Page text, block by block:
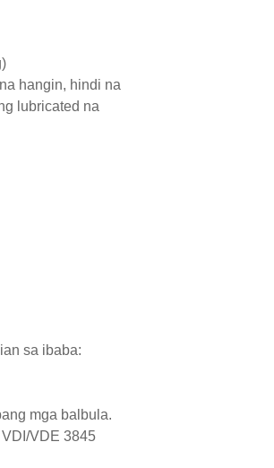
hangin, hindi na
lubricated na
sa ibaba:
mga balbula.
VDE 3845